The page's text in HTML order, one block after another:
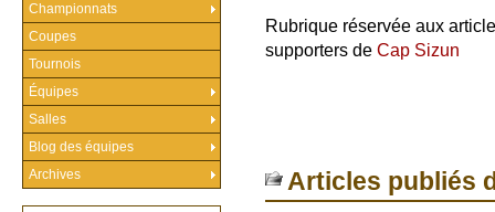
Rubrique réservée aux
supporters de Cap Sizun
Articles publiés
Championnats
Coupes
Tournois
Équipes
Salles
Blog des équipes
Archives